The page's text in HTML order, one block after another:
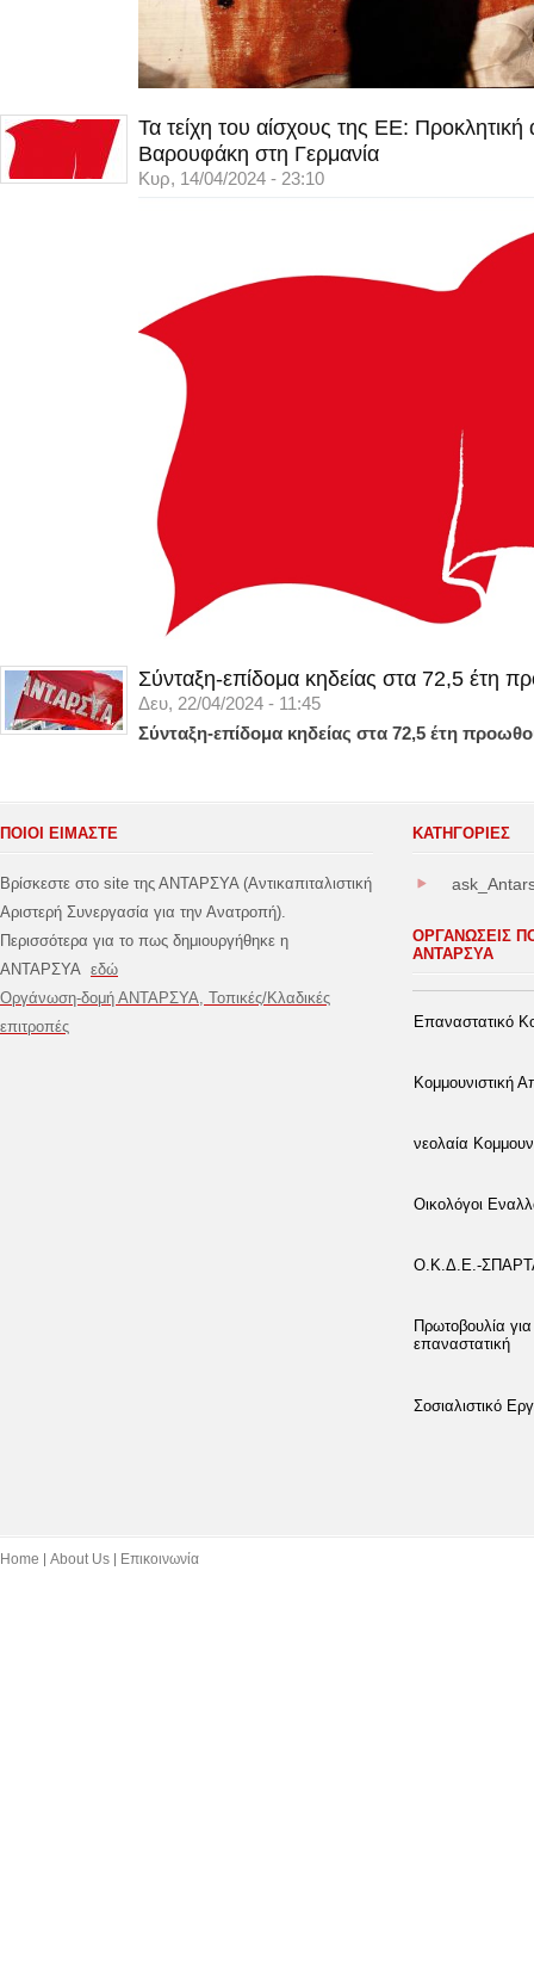
Τα τείχη του αίσχους της ΕΕ:
Βαρουφάκη στη Γερμανία
Κυρ, 14/04/2024 - 23:10
Σύνταξη-επίδομα κηδείας στα 72,5 έτη
Δευ, 22/04/2024 - 11:45
Σύνταξη-επίδομα κηδείας στα 72,5 έτη
ΠΟΙΟΙ ΕΙΜΑΣΤΕ
Βρίσκεστε στο site της ΑΝΤΑΡΣΥΑ (Αντικαπιταλιστική
Αριστερή Συνεργασία για την Ανατροπή).
Περισσότερα για το πως δημιουργήθηκε η
ΑΝΤΑΡΣΥΑ εδώ
Οργάνωση-δομή ΑΝΤΑΡΣΥΑ, Τοπικές/Κλαδικές
επιτροπές
ΚΑΤΗΓΟΡΊΕΣ
ΟΡΓΑΝΩΣΕΙΣ
ΑΝΤΑΡΣΥΑ
Επαναστατικό
Κομμουνιστική
νεολαία
Οικολόγοι
Ο.Κ.Δ.Ε.-
Πρωτοβουλία
επαναστατική
Σοσιαλιστικό
Home About Us Επικοινωνία